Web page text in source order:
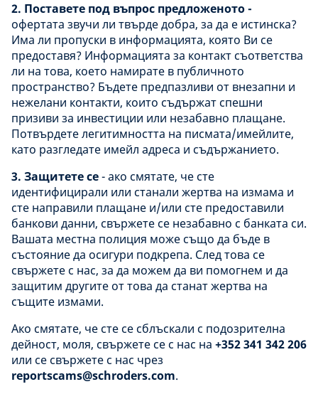
2. Поставете под въпрос предложеното -
офертата звучи ли твърде добра, за да е истинска?
Има ли пропуски в информацията, която Ви се
предоставя? Информацията за контакт съответства
ли на това, което намирате в публичното
пространство? Бъдете предпазливи от внезапни и
нежелани контакти, които съдържат спешни
призиви за инвестиции или незабавно плащане.
Потвърдете легитимността на писмата/имейлите,
като разгледате имейл адреса и съдържанието.
3. Защитете се- ако смятате, че сте
идентифицирали или станали жертва на измама и
сте направили плащане и/или сте предоставили
банкови данни, свържете се незабавно с банката си.
Вашата местна полиция може също да бъде в
състояние да осигури подкрепа. След това се
свържете с нас, за да можем да ви помогнем и да
защитим другите от това да станат жертва на
същите измами.
Ако смятате, че сте се сблъскали с подозрителна
дейност, моля, свържете се с нас на +352 341 342 206
или се свържете с нас чрез
reportscams@schroders.com.